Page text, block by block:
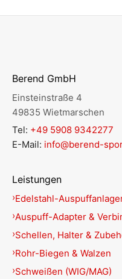
Berend GmbH
Einsteinstraße 4
49835 Wietmarschen
Tel: +49 5908 9342277
E-Mail: info@berend-
Leistungen
Edelstahl-
Auspuff-Adapter &
Schellen, Halter &
Rohr-Biegen & Walzen
Schweißen (WIG/MAG)